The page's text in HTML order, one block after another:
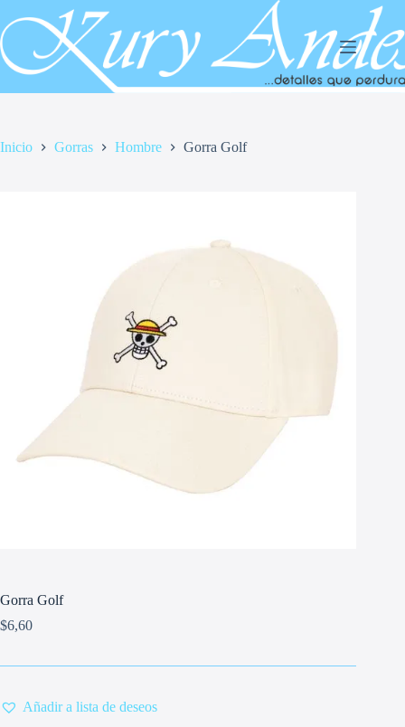
al
contenido
Inicio Gorras Hombre Gorra Golf
Gorra Golf
$6,60
Añadir a lista de deseos